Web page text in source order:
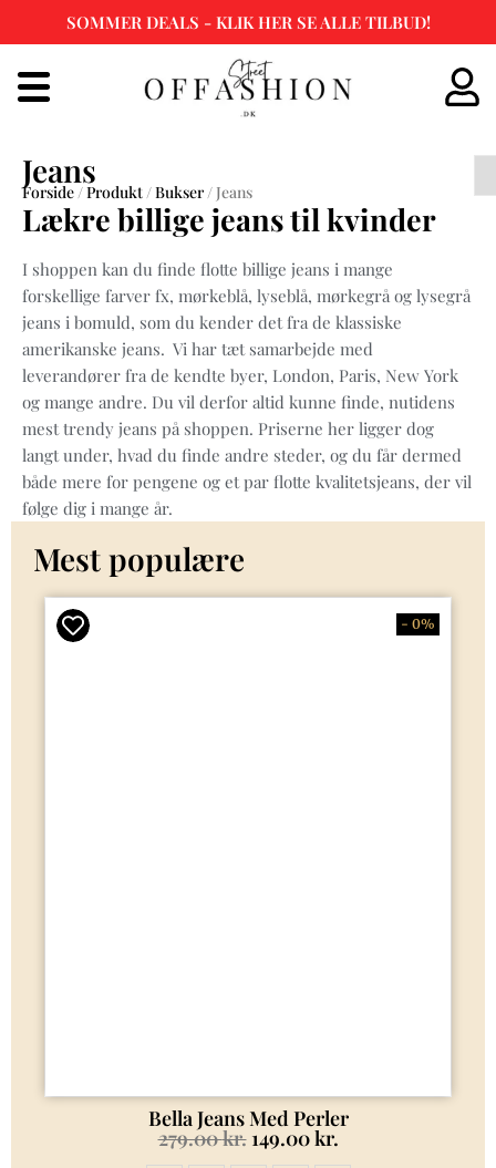
til
SOMMER DEALS - KLIK HER SE ALLE TILBUD!
Jeans
Forside/Produkt/Bukser/ Jeans
Lækre billige jeans til kvinder
I shoppen kan du finde flotte billige jeans i mange
forskellige farver fx, mørkeblå, lyseblå, mørkegrå og lysegrå
jeans i bomuld, som du kender det fra de klassiske
amerikanske jeans. Vi har tæt samarbejde med
leverandører fra de kendte byer, London, Paris, New York
og mange andre. Du vil derfor altid kunne finde, nutidens
mest trendy jeans på shoppen. Priserne her ligger dog
langt under, hvad du finde andre steder, og du får dermed
både mere for pengene og et par flotte kvalitetsjeans, der vil
følge dig i mange år.
Mest populære
- 0%
Bella Jeans Med Perler
279.00kr. 149.00kr.